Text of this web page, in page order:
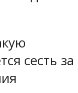
сесть за